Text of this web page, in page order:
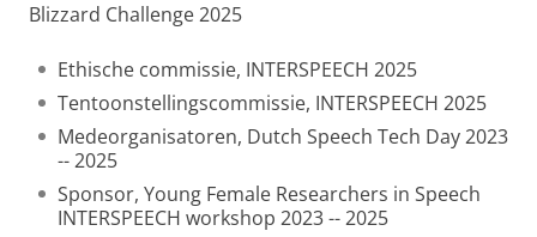
Blizzard Challenge 2025
Ethische commissie, INTERSPEECH 2025
Tentoonstellingscommissie, INTERSPEECH 2025
Medeorganisatoren, Dutch Speech Tech Day 2023
-- 2025
Sponsor, Young Female Researchers in Speech
INTERSPEECH workshop 2023 -- 2025